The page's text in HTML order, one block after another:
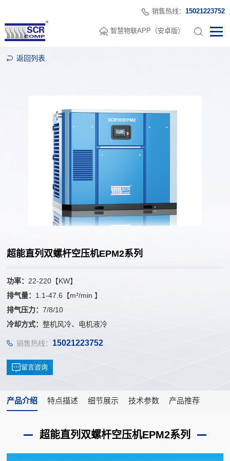
销售热线： 15021223752
智慧物联APP（安卓版）
返回列表
超能直列双螺杆空压机EPM2系列
功率： 22-220【KW】
排气量： 1.1-47.6【m³/min 】
排气压力：7/8/10
冷却方式：整机风冷、电机液冷
销售热线： 15021223752
留言咨询
产品介绍 特点描述 细节展示 技术参数 产品推荐
超能直列双螺杆空压机EPM2系列